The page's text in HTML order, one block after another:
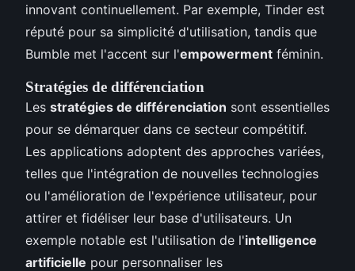
innovant continuellement. Par exemple, Tinder est
réputé pour sa simplicité d'utilisation, tandis que
Bumble met l'accent sur l'empowerment féminin.
Stratégies de différenciation
Les stratégies de différenciation sont essentielles
pour se démarquer dans ce secteur compétitif.
Les applications adoptent des approches variées,
telles que l'intégration de nouvelles technologies
ou l'amélioration de l'expérience utilisateur, pour
attirer et fidéliser leur base d'utilisateurs. Un
exemple notable est l'utilisation de l'intelligence
artificielle pour personnaliser les